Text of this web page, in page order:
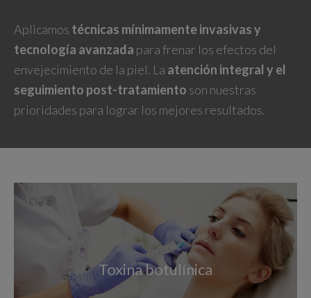
Aplicamos técnicas mínimamente invasivas y
tecnología avanzada para frenar los efectos del
envejecimiento de la piel. La atención integral y el
seguimiento post-tratamiento son nuestras
prioridades para lograr los mejores resultados.
Toxina botulínica